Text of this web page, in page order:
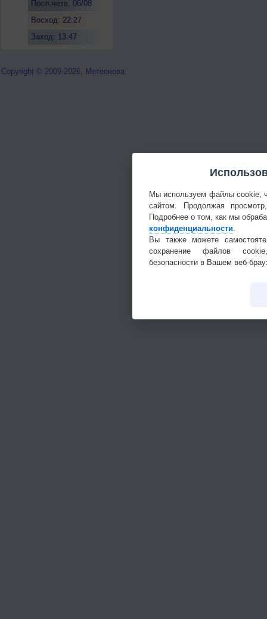
Посл.четв. 06/08
Восход: 22:27
Заход: 13:47
Copyright © 2009-2026, Метеонова
Мы используем файлы cookie,
сайтом. Продолжая
Подробнее о том, как мы
конфиденциальности.
Вы также можете
сохранение файлов
безопасности в Вашем веб-